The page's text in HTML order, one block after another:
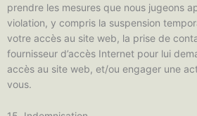
prendre les mesures que nous jugeons
violation, y compris la suspension
votre accès au site web, la prise de
fournisseur d’accès Internet pour lui
accès au site web, et/ou engager une
vous.